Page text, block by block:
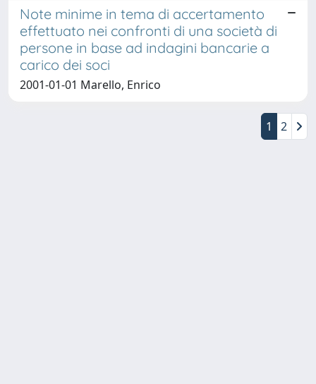
Note minime in tema di accertamento
effettuato nei confronti di una società di
persone in base ad indagini bancarie a
carico dei soci
2001-01-01 Marello, Enrico
1 2